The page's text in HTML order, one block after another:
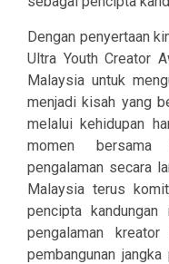
Dengan penyertaan
Ultra Youth Creator
Malaysia untuk
menjadi kisah yang
melalui kehidupan
momen bersama
pengalaman secara
Malaysia terus
pencipta kandungan
pengalaman
pembangunan